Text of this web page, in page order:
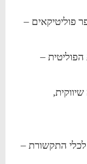
–
לכלי התקשורת –